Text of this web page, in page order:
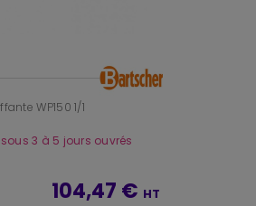
WP150 1/1
sous 3 à 5 jours ouvrés
104,47 € HT